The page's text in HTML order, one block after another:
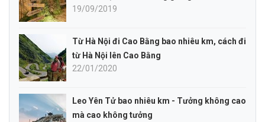
19/09/2019
Từ Hà Nội đi Cao Bằng bao nhiêu km, cách đi
từ Hà Nội lên Cao Bằng
22/01/2020
Leo Yên Tử bao nhiêu km - Tưởng không cao
mà cao không tưởng